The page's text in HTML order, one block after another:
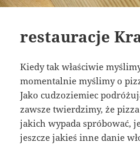
restauracje
Kiedy tak właściwie
momentalnie myślimy o
Jako cudzoziemiec
zawsze twierdzimy, że
jakich wypada spróbować,
jeszcze jakieś inne danie